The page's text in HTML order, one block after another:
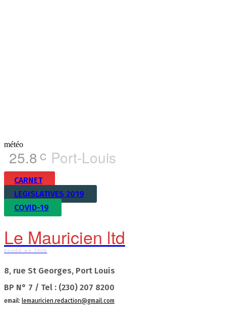
météo
25.8 C Port-Louis
CARNET
LEGISLATIVES 2019
COVID-19
Le Mauricien ltd
Fondé en 1908
8, rue St Georges, Port Louis
BP N° 7 / Tel : (230) 207 8200
email: lemauricien.redaction@gmail.com